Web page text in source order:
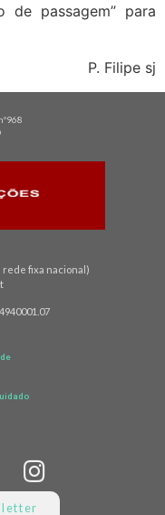
passagem” para
P. Filipe sj
rede fixa nacional)